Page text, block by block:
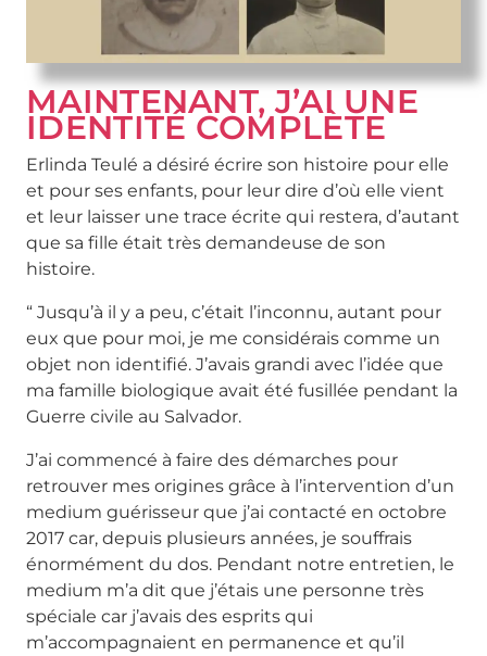
MAINTENANT, J’AI UNE
IDENTITÉ COMPLÈTE
Erlinda Teulé a désiré écrire son histoire pour elle
et pour ses enfants, pour leur dire d’où elle vient
et leur laisser une trace écrite qui restera, d’autant
que sa fille était très demandeuse de son
histoire.
“ Jusqu’à il y a peu, c’était l’inconnu, autant pour
eux que pour moi, je me considérais comme un
objet non identifié. J’avais grandi avec l’idée que
ma famille biologique avait été fusillée pendant la
Guerre civile au Salvador.
J’ai commencé à faire des démarches pour
retrouver mes origines grâce à l’intervention d’un
medium guérisseur que j’ai contacté en octobre
2017 car, depuis plusieurs années, je souffrais
énormément du dos. Pendant notre entretien, le
medium m’a dit que j’étais une personne très
spéciale car j’avais des esprits qui
m’accompagnaient en permanence et qu’il